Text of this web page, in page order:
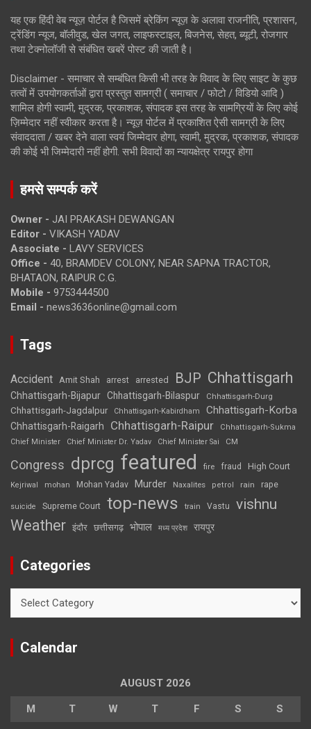
यह एक हिंदी वेब न्यूज़ पोर्टल है जिसमें ब्रेकिंग न्यूज़ के अलावा राजनीति, प्रशासन,
ट्रेंडिंग न्यूज, बॉलीवुड, खेल जगत, लाइफस्टाइल, बिजनेस, सेहत, ब्यूटी, रोजगार
तथा टेक्नोलॉजी से संबंधित खबरें पोस्ट की जाती है।
Disclaimer - समाचार से सम्बंधित किसी भी तरह के विवाद के लिए साइट के कुछ
तत्वों में उपयोगकर्ताओं द्वारा प्रस्तुत सामग्री ( समाचार / फोटो / विडियो आदि )
शामिल होगी स्वामी, मुद्रक, प्रकाशक, संपादक इस तरह के सामग्रियों के लिए कोई
ज़िम्मेदार नहीं स्वीकार करता है। न्यूज़ पोर्टल में प्रकाशित ऐसी सामग्री के लिए
संवाददाता / खबर देने वाला स्वयं जिम्मेदार होगा, स्वामी, मुद्रक, प्रकाशक, संपादक
की कोई भी जिम्मेदारी नहीं होगी. सभी विवादों का न्यायक्षेत्र रायपुर होगा
हमसे सम्पर्क करें
Owner - JAI PRAKASH DEWANGAN
Editor - VIKASH YADAV
Associate - LAVY SERVICES
Office - 40, BRAMDEV COLONY, NEAR SAPNA TRACTOR,
BHATAON, RAIPUR C.G.
Mobile - 9753444500
Email - news3636online@gmail.com
Tags
Accident Amit Shah arrest arrested BJP Chhattisgarh
Chhattisgarh-Bijapur Chhattisgarh-Bilaspur Chhattisgarh-Durg
Chhattisgarh-Jagdalpur Chhattisgarh-Kabirdham Chhattisgarh-Korba
Chhattisgarh-Raigarh Chhattisgarh-Raipur
Chhattisgarh-Sukma
Chief Minister
Chief Minister Dr. Yadav Chief Minister Sai CM
Congress dprcg featured fire fraud High Court
Kejriwal mohan Mohan Yadav Murder Naxalites petrol rain rape
suicide Supreme Court top-news train Vastu vishnu
Weather इंदौर छत्तीसगढ़ भोपाल मध्य प्रदेश रायपुर
Categories
Calendar
AUGUST 2026
M T W T F S S